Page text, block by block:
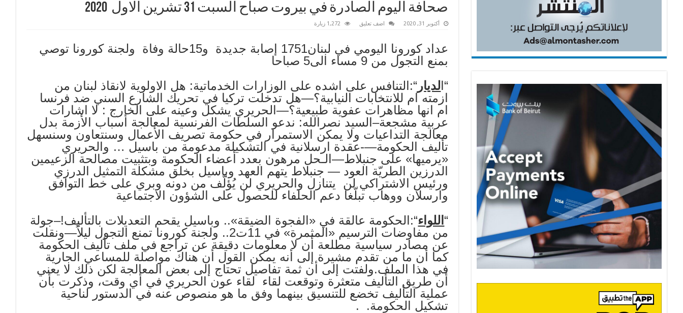
صحافة اليوم الصادرة في بيروت صباح السبت 31 تشرين الاول 2020
أكتوبر 31, 2020 اضف تعليق 1,272 زيارة
عداد كورونا اليومي في لبنان1751 إصابة جديدة و15حالة وفاة ولجنة كورونا توصي
بمنع التجول من 9 مساء الى5 صباحا
“الديار “:التنافس على اشده على الوزارات الخدماتية: هل الاولوية لانقاذ لبنان من
ازمته ام للانتخابات النيابية؟—هل تدخلت تركيا في تحريك الشارع السني ضد فرنسا
ام انها مظاهرات عفوية طبيعية؟—الحريري يشكل وعينه على الخارج : لا اشارات
عربية مشجعة–السيد نصرالله: ندعو السلطات الفرنسية لمعالجة أسباب الأزمة بدل
معالجة التداعيات ولا يمكن الاستمرار في حكومة تصريف الأعمال وسنتعاون وسنسهل
تأليف الحكومة—-عقدة ارسلانية في التشكيلة مدعومة من باسيل … والحريري
«يرميها» على جنبلاط—الـحل مرهون بعدد أعضاء الحكومة وبتثبيت مصالحة الزعيمين
الدرزين الطريّة العود — جنبلاط يتهم العهد وباسيل بخلق مشكلة التمثيل الدرزي
ورئيس الاشتراكي لن يتنازل والحريري لن يُؤلّف من دونه وبري على خط التوافق
وارسلان ووهاب تبلّغا دعم الحلفاء للحصول على الشؤون الاجتماعية
“اللواء“:الحكومة عالقة في «الفجوة الضيقة».. وباسيل يقحم التعديلات بالتأليف!–جولة
من مفاوضات الترسيم «المثمرة» في 11ت2.. ولجنة كورونا تمنع التجول ليلاً—ونقلت
عن مصادر سياسية مطلعة أن لا معلومات دقيقة عن تراجع في ملف تأليف الحكومة
كما أن ما من تقدم مشيرة إلى أنه يمكن القول أن هناك مواصلة للمساعي الجارية
في هذا الملف.ولفتت إلى أن ثمة تفاصيل تحتاج إلى بعض المعالجة لكن ذلك لا يعني
أن طريق التأليف متعثرة وتوقعت لقاء لقاء عون الحريري في أي وقت، وذكرت بأن
عملية التأليف تخضع للتنسيق بينهما وفق ما هو منصوص عنه في الدستور لناحية
تشكيل الحكومة. .